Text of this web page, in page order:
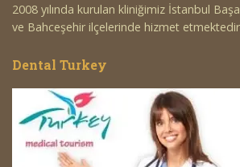
2008 yılında kurulan kliniğimiz İstanbul
ve Bahceşehir ilçelerinde hizmet
Dental Turkey